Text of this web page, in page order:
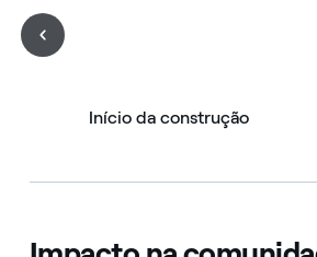
Início da construção